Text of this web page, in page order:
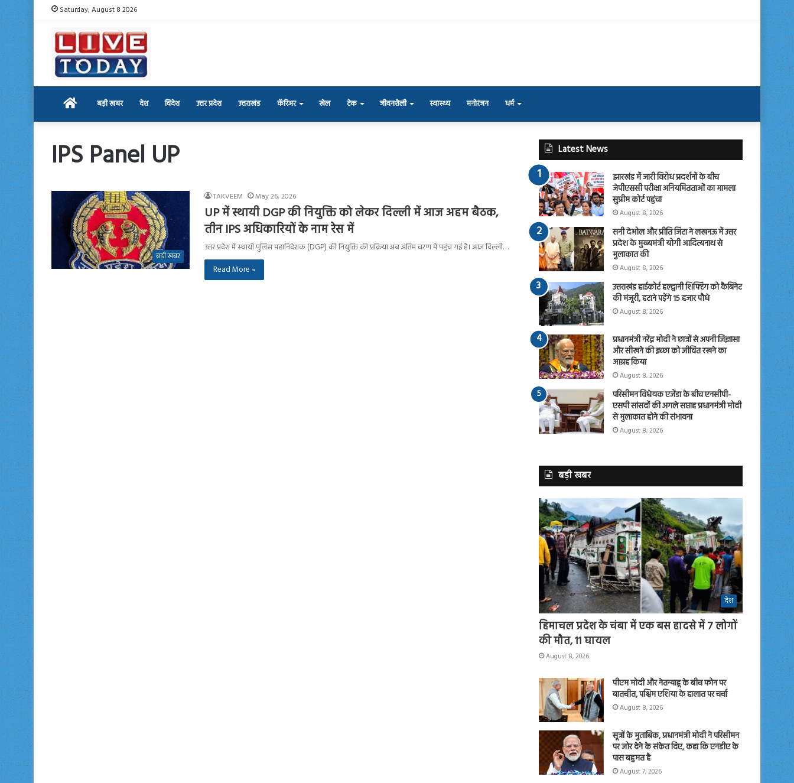
Saturday, August 8 2026
Home बड़ी खबर देश विदेश उत्तर प्रदेश उत्तराखंड कॅरिअर खेल टेक जीवनशैली स्वास्थ्य मनोरंजन धर्म
IPS Panel UP
बड़ी खबर
TAKVEEM May 26, 2026
UP में स्थायी DGP की नियुक्ति को लेकर दिल्ली में आज अहम बैठक,
तीन IPS अधिकारियों के नाम रेस में
उत्तर प्रदेश में स्थायी पुलिस महानिदेशक (DGP) की नियुक्ति की प्रक्रिया अब अंतिम चरण में पहुंच गई है। आज दिल्ली…
Read More »
Latest News
झारखंड में जारी विरोध प्रदर्शनों के बीच
जेपीएससी परीक्षा अनियमितताओं का मामला
सुप्रीम कोर्ट पहुंचा
August 8, 2026
सनी देओल और प्रीति जिंटा ने लखनऊ में उत्तर
प्रदेश के मुख्यमंत्री योगी आदित्यनाथ से
मुलाकात की
August 8, 2026
उत्तराखंड हाईकोर्ट हल्द्वानी शिफ्टिंग को कैबिनेट
की मंजूरी, हटाने पड़ेंगे 15 हजार पौधे
August 8, 2026
प्रधानमंत्री नरेंद्र मोदी ने छात्रों से अपनी जिज्ञासा
और सीखने की इच्छा को जीवित रखने का
आग्रह किया
August 8, 2026
परिसीमन विधेयक एजेंडा के बीच एनसीपी-
एसपी सांसदों की अगले सप्ताह प्रधानमंत्री मोदी
से मुलाकात होने की संभावना
August 8, 2026
बड़ी खबर
देश
हिमाचल प्रदेश के चंबा में एक बस हादसे में 7 लोगों
की मौत, 11 घायल
August 8, 2026
पीएम मोदी और नेतन्याहू के बीच फोन पर
बातचीत, पश्चिम एशिया के हालात पर चर्चा
August 8, 2026
सूत्रों के मुताबिक, प्रधानमंत्री मोदी ने परिसीमन
पर जोर देने के संकेत दिए, कहा कि एनडीए के
पास बहुमत है
August 7, 2026